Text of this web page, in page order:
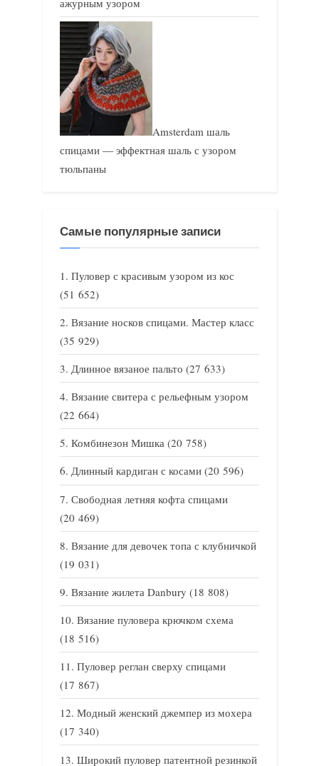
ажурным узором
Amsterdam шаль
спицами — эффектная шаль с узором
тюльпаны
Самые популярные записи
Пуловер с красивым узором из кос
(51 652)
Вязание носков спицами. Мастер класс
(35 929)
Длинное вязаное пальто (27 633)
Вязание свитера с рельефным узором
(22 664)
Комбинезон Мишка (20 758)
Длинный кардиган с косами (20 596)
Свободная летняя кофта спицами
(20 469)
Вязание для девочек топа с клубничкой
(19 031)
Вязание жилета Danbury (18 808)
Вязание пуловера крючком схема
(18 516)
Пуловер реглан сверху спицами
(17 867)
Модный женский джемпер из мохера
(17 340)
Широкий пуловер патентной резинкой